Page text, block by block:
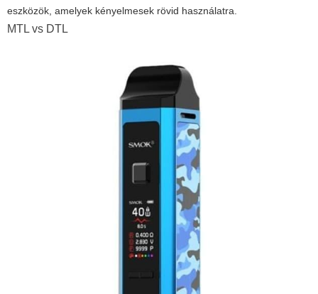
eszközök, amelyek kényelmesek rövid használatra.
MTL vs DTL